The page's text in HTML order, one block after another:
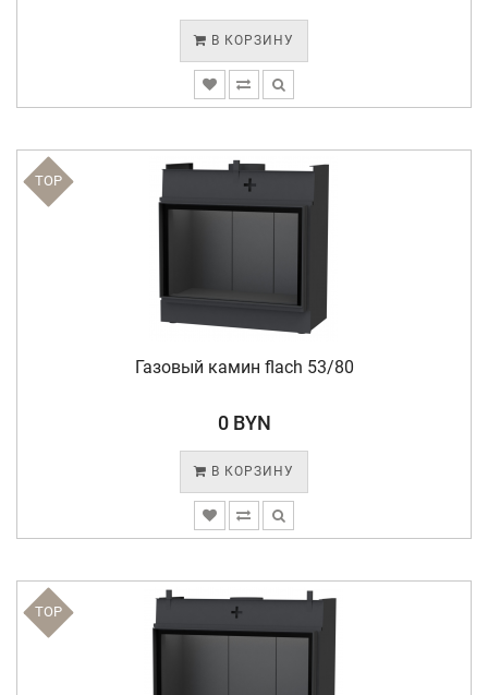
В КОРЗИНУ
TOP
Газовый камин flach 53/80
0 BYN
В КОРЗИНУ
TOP